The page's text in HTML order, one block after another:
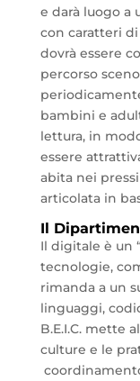
e darà luogo a
con caratteri di
dovrà essere
percorso
bambini e
lettura, in
essere
abita nei pressi
articolata in
Il
Il digitale è un
tecnologie,
rimanda a un
linguaggi,
B.E.I.C. mette
culture e le